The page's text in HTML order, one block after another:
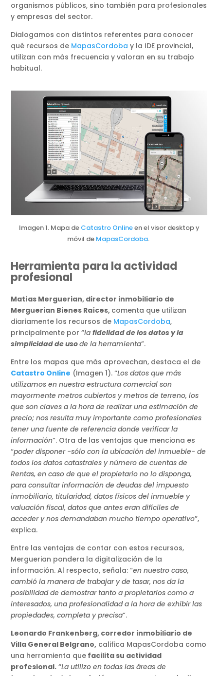
organismos públicos, sino también para profesionales
y empresas del sector.
Dialogamos con distintos referentes para conocer
qué recursos de MapasCordoba y la IDE provincial,
utilizan con más frecuencia y valoran en su trabajo
habitual.
Imagen 1. Mapa de Catastro Onlineen el visor desktop y
móvil de MapasCordoba.
Herramienta para la actividad
profesional
Matías Merguerian, director inmobiliario de
Merguerian Bienes Raíces, comenta que utilizan
diariamente los recursos de MapasCordoba,
principalmente por “lafidelidad de los datos y la
simplicidad de usode la herramienta”.
Entre los mapas que más aprovechan, destaca el de
Catastro Online (Imagen 1). “Los datos que más
utilizamos en nuestra estructura comercial son
mayormente metros cubiertos y metros de terreno, los
que son claves a la hora de realizar una estimación de
precio; nos resulta muy importante como profesionales
tener una fuente de referencia donde verificar la
información”. Otra de las ventajas que menciona es
“poder disponer -sólo con la ubicación del inmueble- de
todos los datos catastrales y número de cuentas de
Rentas, en caso de que el propietario no lo disponga,
para consultar información de deudas del impuesto
inmobiliario, titularidad, datos físicos del inmueble y
valuación fiscal, datos que antes eran difíciles de
acceder y nos demandaban mucho tiempo operativo”,
explica.
Entre las ventajas de contar con estos recursos,
Merguerian pondera la digitalización de la
información. Al respecto, señala: “en nuestro caso,
cambió la manera de trabajar y de tasar, nos da la
posibilidad de demostrar tanto a propietarios como a
interesados, una profesionalidad a la hora de exhibir las
propiedades, completa y precisa”.
Leonardo Frankenberg, corredor inmobiliario de
Villa General Belgrano, califica MapasCordoba como
una herramienta que facilita su actividad
profesional. “La utilizo en todas las áreas de